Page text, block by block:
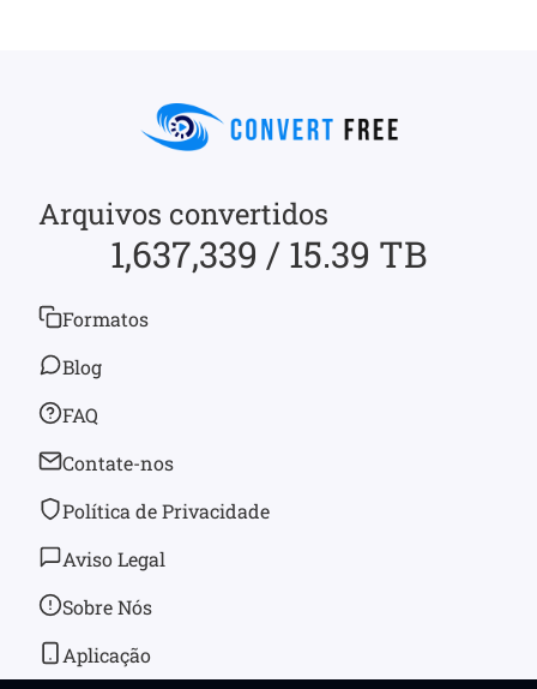
Arquivos convertidos
1,637,339 / 15.39 TB
Formatos
Blog
FAQ
Contate-nos
Política de Privacidade
Aviso Legal
Sobre Nós
Aplicação